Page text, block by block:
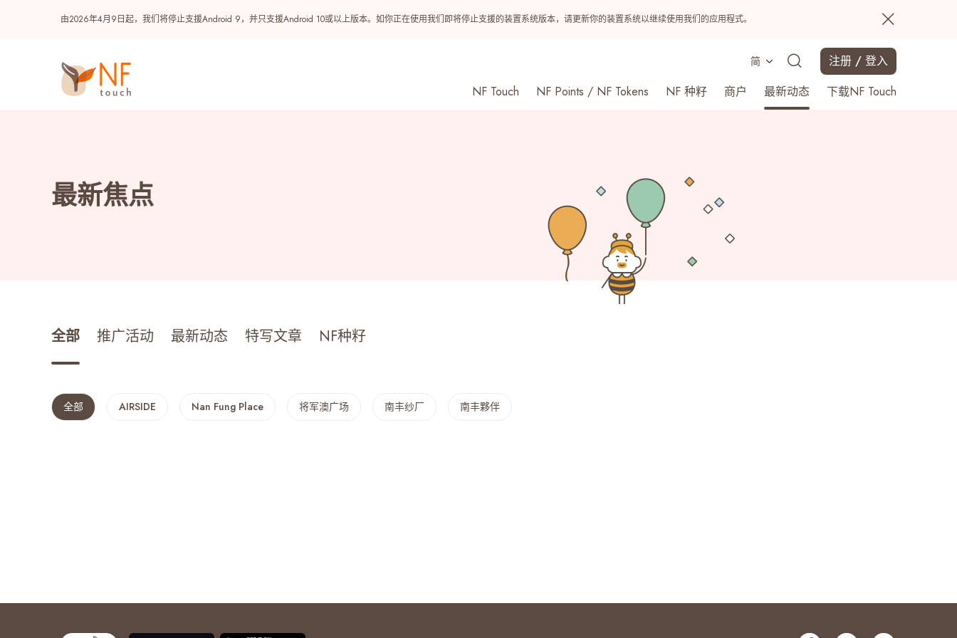
最新焦点
摘星探索队
由2026年4月9日起，我们将停止支援Android 9，并只支援Android 10或以上版本。如你正在使用我们即将停止支援的装置系统版本，请更新你的装置系统以继续使用我们的应用程式。
简
注册 / 登入
NF Touch
NF Points / NF Tokens NF 种籽 商户 最新动态 下载NF Touch
最近搜寻纪录
最新焦点
全部 推广活动 最新动态 特写文章 NF种籽
全部 AIRSIDE Nan Fung Place 将军澳广场 南丰纱厂 南丰夥伴